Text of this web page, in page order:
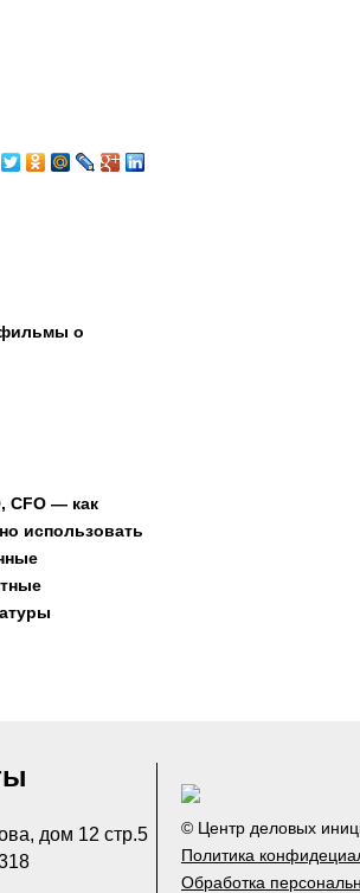
о
CFO — как
использовать
дом 12 стр.5
© Центр деловых
Политика
Обработка